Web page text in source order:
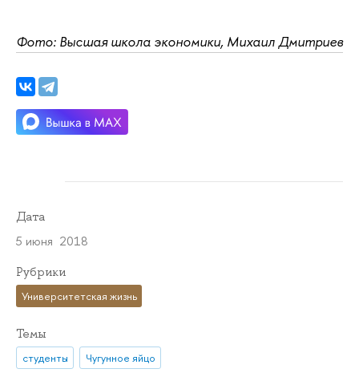
Фото: Высшая школа экономики, Михаил Дмитриев
Дата
5 июня 2018
Рубрики
Университетская жизнь
Темы
студенты Чугунное яйцо